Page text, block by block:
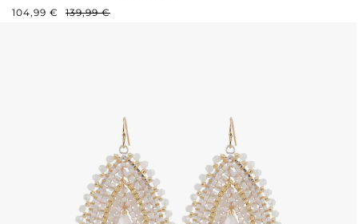
VERKAUFSPREIS:
104,99 € REGULÄRER PREIS:
139,99 €